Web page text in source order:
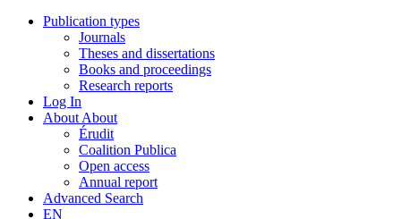
Publication types
Journals
Theses and dissertations
Books and proceedings
Research reports
Log In
About About
Érudit
Coalition Publica
Open access
Annual report
Advanced Search
EN